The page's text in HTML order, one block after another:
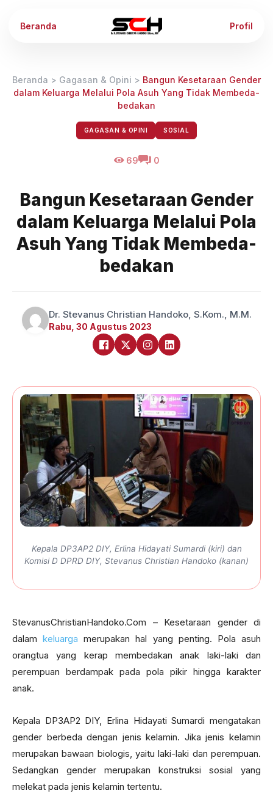
Beranda Profil
Beranda > Gagasan & Opini > Bangun Kesetaraan Gender
dalam Keluarga Melalui Pola Asuh Yang Tidak Membeda-
bedakan
GAGASAN & OPINI SOSIAL
69 0
Bangun Kesetaraan Gender
dalam Keluarga Melalui Pola
Asuh Yang Tidak Membeda-
bedakan
Dr. Stevanus Christian Handoko, S.Kom., M.M.
Rabu, 30 Agustus 2023
Kepala DP3AP2 DIY, Erlina Hidayati Sumardi (kiri) dan
Komisi D DPRD DIY, Stevanus Christian Handoko (kanan)
StevanusChristianHandoko.Com – Kesetaraan gender di
dalamkeluarga merupakan hal yang penting. Pola asuh
orangtua yang kerap membedakan anak laki-laki dan
perempuan berdampak pada pola pikir hingga karakter
anak.
Kepala DP3AP2 DIY, Erlina Hidayati Sumardi mengatakan
gender berbeda dengan jenis kelamin. Jika jenis kelamin
merupakan bawaan biologis, yaitu laki-laki dan perempuan.
Sedangkan gender merupakan konstruksi sosial yang
melekat pada jenis kelamin tertentu.